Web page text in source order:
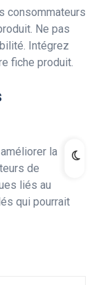
consommateurs
Ne pas
Intégrez
fiche produit.
la
de
liés au
qui pourrait